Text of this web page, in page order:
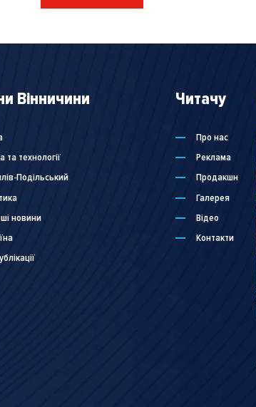
Вінничини
та технології
Подільський
новини
Читачу
Про нас
Реклама
Продакшн
Галерея
Відео
Контакти